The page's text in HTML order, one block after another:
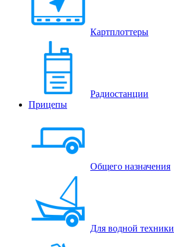
Картплоттеры
Радиостанции
Прицепы
Общего назначения
Для водной техники